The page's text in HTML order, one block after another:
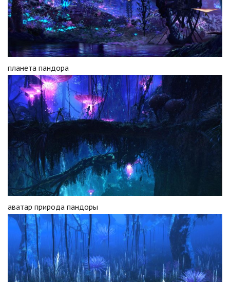
планета пандора
аватар природа пандоры